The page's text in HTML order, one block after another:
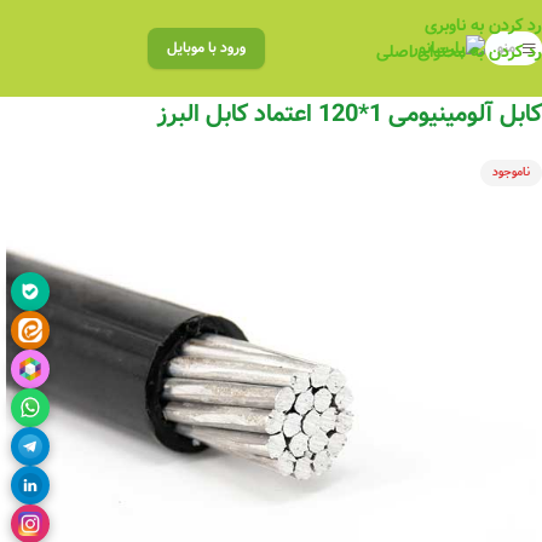
رد کردن به ناوبری
رد کردن به محتوای اصلی
منو ورود با موبایل
کابل آلومینیومی 1*120 اعتماد کابل البرز
ناموجود